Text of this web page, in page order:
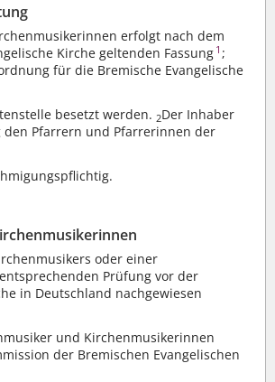
erfolgt nach dem
Kirche geltenden Fassung 1 ;
für die Bremische Evangelische
besetzt werden. 2Der Inhaber
Pfarrern und Pfarrerinnen der
oder einer
Prüfung vor der
in Deutschland nachgewiesen
und Kirchenmusikerinnen
der Bremischen Evangelischen